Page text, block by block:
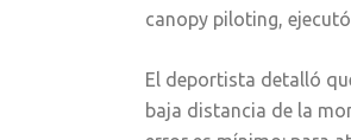
canopy piloting,
El deportista detalló
baja distancia de la